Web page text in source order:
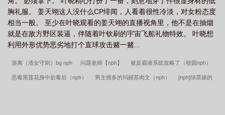
度 电竞高岭之花的后花园在线阅读 电竞高岭之花的后花园nph作者Oo 电竞
高岭之花的后花园! 高岭之花的推荐
胸礼服。 姜天翊这人没什么CP绯闻，人看着很性冷淡，对女粉态度
相当一般。 至少在叶晓观看的姜天翊的直播视角里，他不是在抽烟
就是在敌方野区装逼，伴随着叶钦刷的宇宙飞船礼物特效。 叶晓想
利用外形优势恶劣地打个直球攻击赌一赌...
游离（渣女守则）bg nph 问题老师【nph】 被反霸凌系统攻略了（校园nph）
恶毒黑莲花身中欲毒后（nph） 男主很多的玛丽苏肉文（nph） [nph]绿茶婊的